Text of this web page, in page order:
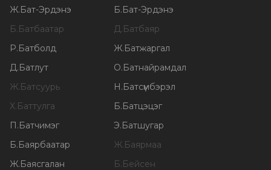
Ж.Бат-Эрдэнэ Б.Бат-Эрдэнэ
Б.Батбаатар Д.Батбаяр
Р.Батболд Ж.Батжаргал
Д.Батлут О.Батнайрамдал
Ж.Батсуурь Н.Батсүмбэрэл
Х.Баттулга Б.Батцэцэг
П.Батчимэг Э.Батшугар
Б.Баярбаатар Ж.Баярмаа
Ж.Баясгалан Б.Бейсен